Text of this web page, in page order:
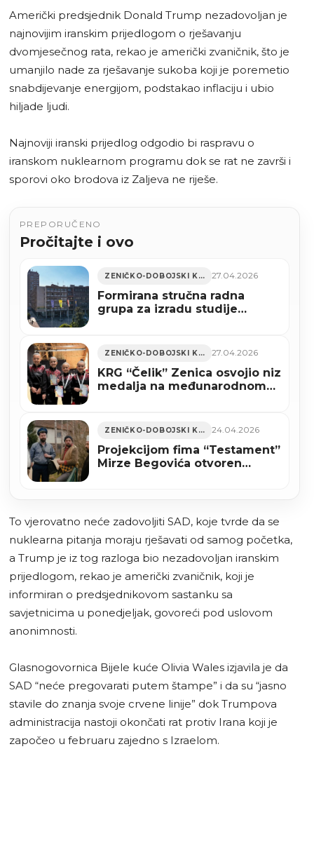
Američki predsjednik Donald Trump nezadovoljan je
najnovijim iranskim prijedlogom o rješavanju
dvomjesečnog rata, rekao je američki zvaničnik, što je
umanjilo nade za rješavanje sukoba koji je poremetio
snabdijevanje energijom, podstakao inflaciju i ubio
hiljade ljudi.
Najnoviji iranski prijedlog odgodio bi raspravu o
iranskom nuklearnom programu dok se rat ne završi i
sporovi oko brodova iz Zaljeva ne riješe.
PREPORUČENO
Pročitajte i ovo
ZENIČKO-DOBOJSKI KANTON 27.04.2026
Formirana stručna radna
grupa za izradu studije
ZENIČKO-DOBOJSKI KANTON 27.04.2026
KRG “Čelik” Zenica osvojio niz
medalja na međunarodnom
ZENIČKO-DOBOJSKI KANTON 24.04.2026
Projekcijom fima “Testament”
Mirze Begovića otvoren
To vjerovatno neće zadovoljiti SAD, koje tvrde da se
nuklearna pitanja moraju rješavati od samog početka,
a Trump je iz tog razloga bio nezadovoljan iranskim
prijedlogom, rekao je američki zvaničnik, koji je
informiran o predsjednikovom sastanku sa
savjetnicima u ponedjeljak, govoreći pod uslovom
anonimnosti.
Glasnogovornica Bijele kuće Olivia Wales izjavila je da
SAD “neće pregovarati putem štampe” i da su “jasno
stavile do znanja svoje crvene linije” dok Trumpova
administracija nastoji okončati rat protiv Irana koji je
započeo u februaru zajedno s Izraelom.